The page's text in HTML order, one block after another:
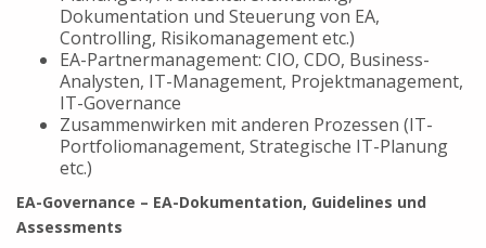
Dokumentation und Steuerung von EA,
Controlling, Risikomanagement etc.)
EA-Partnermanagement: CIO, CDO, Business-
Analysten, IT-Management, Projektmanagement,
IT-Governance
Zusammenwirken mit anderen Prozessen (IT-
Portfoliomanagement, Strategische IT-Planung
etc.)
EA-Governance – EA-Dokumentation, Guidelines und
Assessments